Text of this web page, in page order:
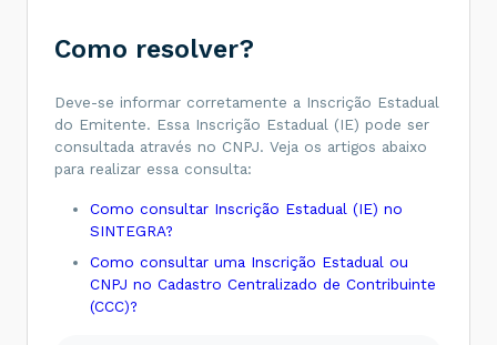
Como resolver?
Deve-se informar corretamente a Inscrição Estadual
do Emitente. Essa Inscrição Estadual (IE) pode ser
consultada através no CNPJ. Veja os artigos abaixo
para realizar essa consulta:
Como consultar Inscrição Estadual (IE) no
SINTEGRA?
Como consultar uma Inscrição Estadual ou
CNPJ no Cadastro Centralizado de Contribuinte
(CCC)?